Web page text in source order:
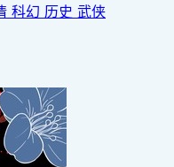
科幻 历史 武侠